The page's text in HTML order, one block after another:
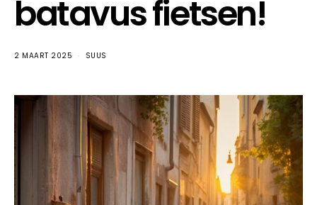
batavus fietsen!
2 MAART 2025 SUUS